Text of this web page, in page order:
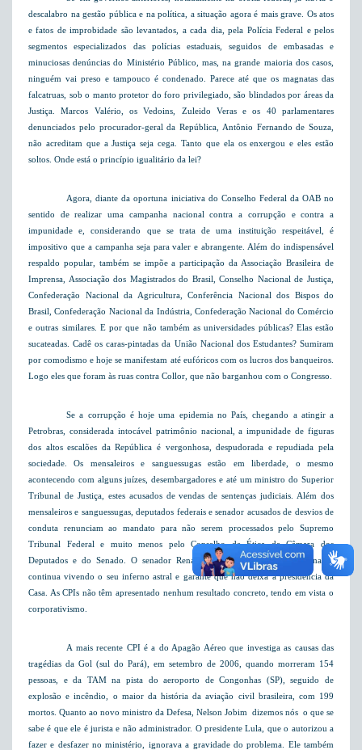
descalabro na gestão pública e na política, a situação agora é mais grave. Os atos
e fatos de improbidade são levantados, a cada dia, pela Polícia Federal e pelos
segmentos especializados das polícias estaduais, seguidos de embasadas e
minuciosas denúncias do Ministério Público, mas, na grande maioria dos casos,
ninguém vai preso e tampouco é condenado. Parece até que os magnatas das
falcatruas, sob o manto protetor do foro privilegiado, são blindados por áreas da
Justiça. Marcos Valério, os Vedoins, Zuleido Veras e os 40 parlamentares
denunciados pelo procurador-geral da República, Antônio Fernando de Souza,
não acreditam que a Justiça seja cega. Tanto que ela os enxergou e eles estão
soltos. Onde está o princípio igualitário da lei?
Agora, diante da oportuna iniciativa do Conselho Federal da OAB no
sentido de realizar uma campanha nacional contra a corrupção e contra a
impunidade e, considerando que se trata de uma instituição respeitável, é
impositivo que a campanha seja para valer e abrangente. Além do indispensável
respaldo popular, também se impõe a participação da Associação Brasileira de
Imprensa, Associação dos Magistrados do Brasil, Conselho Nacional de Justiça,
Confederação Nacional da Agricultura, Conferência Nacional dos Bispos do
Brasil, Confederação Nacional da Indústria, Confederação Nacional do Comércio
e outras similares. E por que não também as universidades públicas? Elas estão
sucateadas. Cadê os caras-pintadas da União Nacional dos Estudantes? Sumiram
por comodismo e hoje se manifestam até eufóricos com os lucros dos banqueiros.
Logo eles que foram às ruas contra Collor, que não barganhou com o Congresso.
Se a corrupção é hoje uma epidemia no País, chegando a atingir a
Petrobras, considerada intocável patrimônio nacional, a impunidade de figuras
dos altos escalões da República é vergonhosa, despudorada e repudiada pela
sociedade. Os mensaleiros e sanguessugas estão em liberdade, o mesmo
acontecendo com alguns juízes, desembargadores e até um ministro do Superior
Tribunal de Justiça, estes acusados de vendas de sentenças judiciais. Além dos
mensaleiros e sanguessugas, deputados federais e senador acusados de desvios de
conduta renunciam ao mandato para não serem processados pelo Supremo
Tribunal Federal e muito menos pelo Conselho de Ética da Câmara dos
Deputados e do Senado. O senador Renan Calheiros, presidente do Senado,
continua vivendo o seu inferno astral e garante que não deixa a presidência da
Casa. As CPIs não têm apresentado nenhum resultado concreto, tendo em vista o
corporativismo.
A mais recente CPI é a do Apagão Aéreo que investiga as causas das
tragédias da Gol (sul do Pará), em setembro de 2006, quando morreram 154
pessoas, e da TAM na pista do aeroporto de Congonhas (SP), seguido de
explosão e incêndio, o maior da história da aviação civil brasileira, com 199
mortos. Quanto ao novo ministro da Defesa, Nelson Jobim  dizemos nós  o que se
sabe é que ele é jurista e não administrador. O presidente Lula, que o autorizou a
fazer e desfazer no ministério, ignorava a gravidade do problema. Ele também